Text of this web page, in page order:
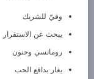
وفيّ للشريك
يبحث عن الاستقرار
رومانسي وحنون
يغار بدافع الحب